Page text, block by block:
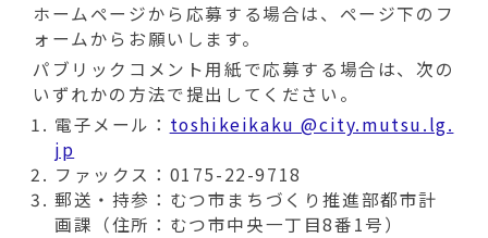
ホームページから応募する場合は、ページ下のフ
ォームからお願いします。
パブリックコメント用紙で応募する場合は、次の
いずれかの方法で提出してください。
電子メール： toshikeikaku @city.mutsu.lg.
jp
ファックス：0175-22-9718
郵送・持参：むつ市まちづくり推進部都市計
画課（住所：むつ市中央一丁目8番1号）